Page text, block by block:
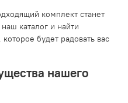
комплект станет
каталог и найти
, которое будет радовать вас
нашего